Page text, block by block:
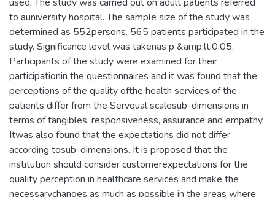
to auniversity hospital. The sample size of the study was
determined as 552persons. 565 patients participated in the
study. Significance level was takenas p &amp;lt;0.05.
Participants of the study were examined for their
participationin the questionnaires and it was found that the
perceptions of the quality ofthe health services of the
patients differ from the Servqual scalesub-dimensions in
terms of tangibles, responsiveness, assurance and empathy.
Itwas also found that the expectations did not differ
according tosub-dimensions. It is proposed that the
institution should consider customerexpectations for the
quality perception in healthcare services and make the
necessarychanges as much as possible in the areas where